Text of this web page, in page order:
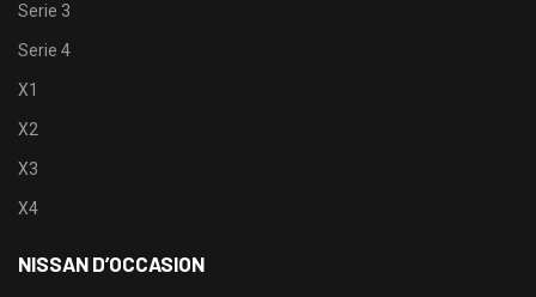
Serie 3
Serie 4
X1
X2
X3
X4
NISSAN D’OCCASION